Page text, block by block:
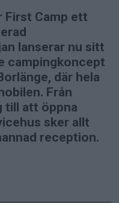
First Camp ett
lanserar nu sitt
campingkoncept
där hela
Från
till att öppna
sker allt
reception.